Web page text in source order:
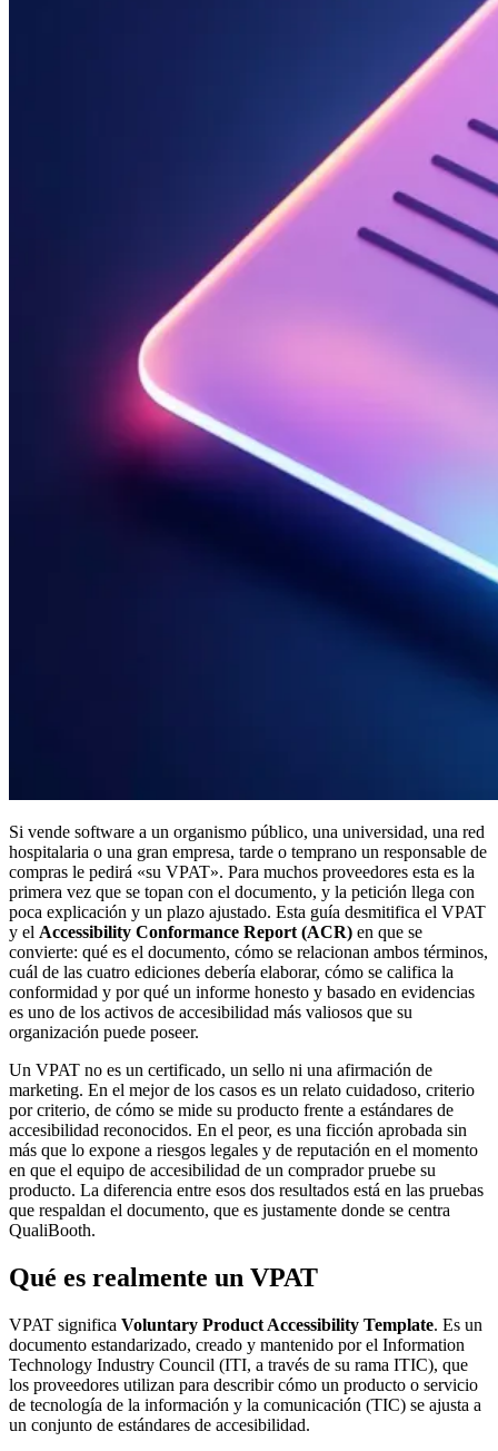
Si vende software a un organismo público, una universidad, una red
hospitalaria o una gran empresa, tarde o temprano un responsable de
compras le pedirá «su VPAT». Para muchos proveedores esta es la
primera vez que se topan con el documento, y la petición llega con
poca explicación y un plazo ajustado. Esta guía desmitifica el VPAT
y el Accessibility Conformance Report (ACR) en que se
convierte: qué es el documento, cómo se relacionan ambos términos,
cuál de las cuatro ediciones debería elaborar, cómo se califica la
conformidad y por qué un informe honesto y basado en evidencias
es uno de los activos de accesibilidad más valiosos que su
organización puede poseer.
Un VPAT no es un certificado, un sello ni una afirmación de
marketing. En el mejor de los casos es un relato cuidadoso, criterio
por criterio, de cómo se mide su producto frente a estándares de
accesibilidad reconocidos. En el peor, es una ficción aprobada sin
más que lo expone a riesgos legales y de reputación en el momento
en que el equipo de accesibilidad de un comprador pruebe su
producto. La diferencia entre esos dos resultados está en las pruebas
que respaldan el documento, que es justamente donde se centra
QualiBooth.
Qué es realmente un VPAT
VPAT significa Voluntary Product Accessibility Template. Es un
documento estandarizado, creado y mantenido por el Information
Technology Industry Council (ITI, a través de su rama ITIC), que
los proveedores utilizan para describir cómo un producto o servicio
de tecnología de la información y la comunicación (TIC) se ajusta a
un conjunto de estándares de accesibilidad.